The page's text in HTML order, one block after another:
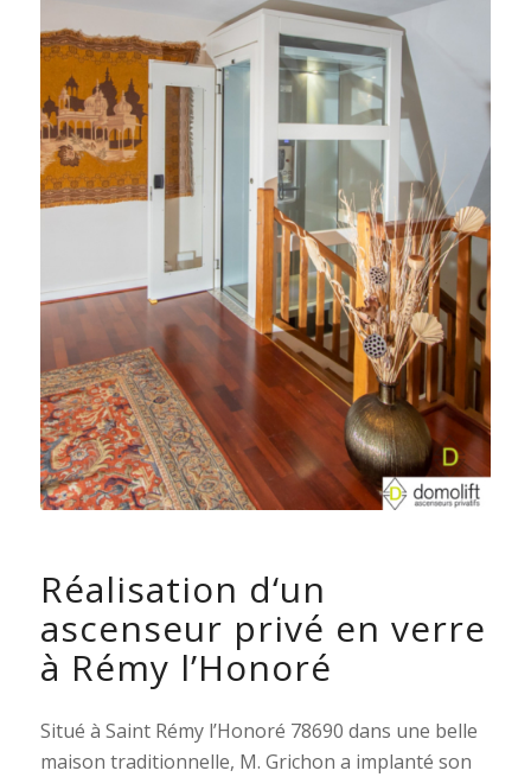
Réalisation d‘un
ascenseur privé en verre
à Rémy l’Honoré
Situé à Saint Rémy l’Honoré 78690 dans une belle
maison traditionnelle, M. Grichon a implanté son